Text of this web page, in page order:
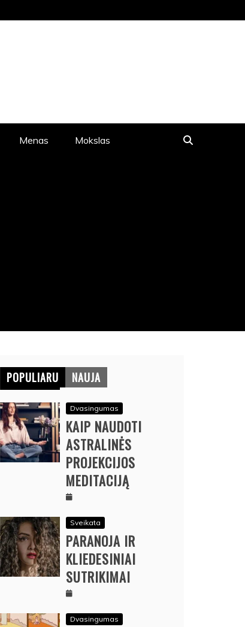
Menas Mokslas
POPULIARU NAUJA
Dvasingumas
KAIP NAUDOTI
ASTRALINĖS
PROJEKCIJOS
MEDITACIJĄ
Sveikata
PARANOJA IR
KLIEDESINIAI
SUTRIKIMAI
Dvasingumas